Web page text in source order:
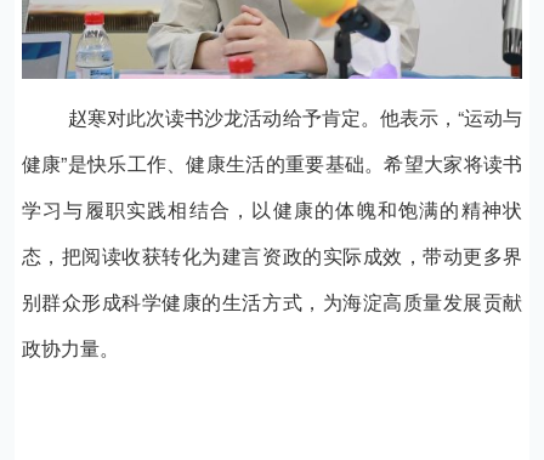
赵寒对此次读书沙龙活动给予肯定。他表示，“运动与
健康”是快乐工作、健康生活的重要基础。希望大家将读书
学习与履职实践相结合，以健康的体魄和饱满的精神状
态，把阅读收获转化为建言资政的实际成效，带动更多界
别群众形成科学健康的生活方式，为海淀高质量发展贡献
政协力量。